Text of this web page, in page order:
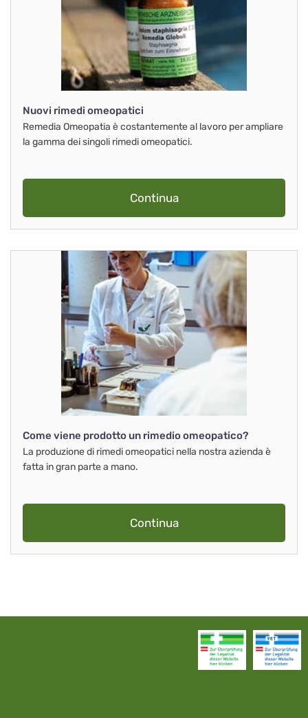
Nuovi rimedi omeopatici
Remedia Omeopatia è costantemente al lavoro per ampliare
la gamma dei singoli rimedi omeopatici.
Continua
Come viene prodotto un rimedio omeopatico?
La produzione di rimedi omeopatici nella nostra azienda è
fatta in gran parte a mano.
Continua